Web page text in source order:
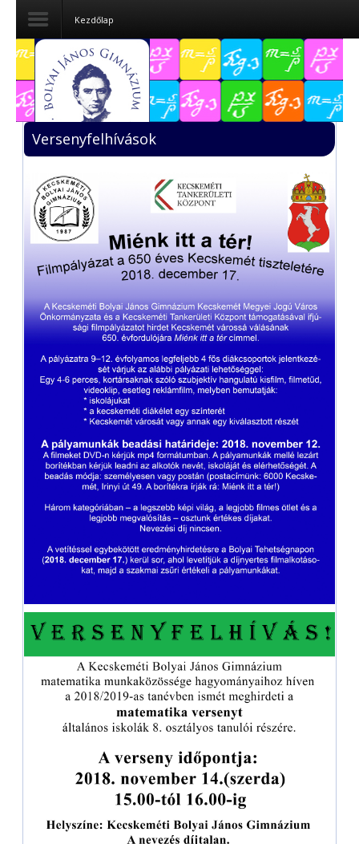
Dokumentumok
Felvételizőknek
Pályázatok
Tehetségpont
Közérdekű
adatok
Tanárjelölteknek
Kezdőlap
Versenyfelhívások